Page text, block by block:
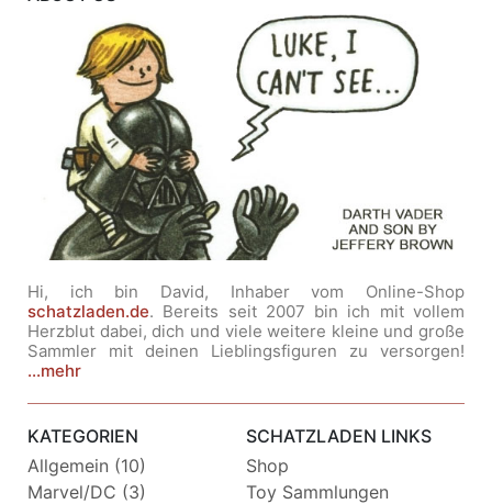
Hi, ich bin David, Inhaber vom Online-Shop
schatzladen.de. Bereits seit 2007 bin ich mit vollem
Herzblut dabei, dich und viele weitere kleine und große
Sammler mit deinen Lieblingsfiguren zu versorgen!
...mehr
KATEGORIEN
Allgemein (10)
Marvel/DC (3)
SCHATZLADEN LINKS
Shop
Toy Sammlungen